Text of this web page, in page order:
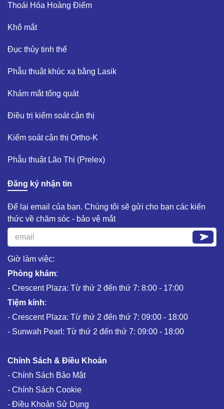
Thoái Hóa Hoàng Điểm​
Khô mắt​
Đục thủy tinh thể ​
Phẫu thuật khúc xạ bằng Lasik​
Khám mắt tổng quát​
Điều trị kiểm soát cận thị ​
Kiểm soát cận thị Ortho-K​
Phẫu thuật Lão Thị (Prelex)​
Đăng ký nhận tin
Để lại email của bạn. Chúng tôi sẽ gửi cho bạn các kiến
thức về chăm sóc - bảo vệ mắt
Giờ làm việc:
Phòng khám:
- Crescent Plaza: Từ thứ 2 đến thứ 7: 8:00 - 17:00
Tiệm kính:
- Crescent Plaza: Từ thứ 2 đến thứ 7: 09:00 - 18:00
- Sunwah Pearl: Từ thứ 2 đến thứ 7: 09:00 - 18:00
Chính Sách & Điều Khoản
- Chính Sách Bảo Mật
- Chính Sách Cookie
- Điều Khoản Sử Dụng